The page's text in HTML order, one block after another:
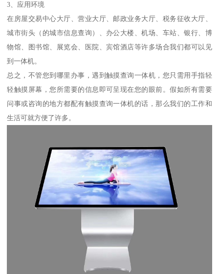
3、应用环境
在房屋交易中心大厅、营业大厅、邮政业务大厅、税务征收大厅、
城市街头（的城市信息查询）、办公大楼、机场、车站、银行、博
物馆、图书馆、展览会、医院、宾馆酒店等许多场合我们都可以见
到一体机。
总之，不管您到哪里办事，遇到触摸查询一体机，您只需用手指轻
轻触摸屏幕，您所需要的信息即可呈现在您的眼前。假如所有需要
问事或咨询的地方都配有触摸查询一体机的话，那么我们的工作和
生活可就方便了许多。